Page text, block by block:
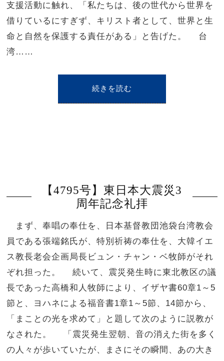
支援活動に触れ、「私たちは、後の世代から世界を
借りているにすぎず、キリスト者として、世界と生
命と自然を保護する責任がある」と告げた。 台
湾……
続きを読む
【4795号】東日本大震災3
周年記念礼拝
まず、奉唱の奉仕を、日本基督教団池袋台湾教会
員である張端銘氏が、特別祈祷の奉仕を、大韓イエ
ス教長老会企画局長ビュン・チャン・ベ牧師がそれ
ぞれ担った。 続いて、震災発生時に東北教区の議
長であった高橋和人牧師により、イザヤ書60章1～5
節と、ヨハネによる福音書1章1～5節、14節から、
「まことの光を求めて」と題して次のように説教が
なされた。 「震災発生翌朝、音の消えた街を多く
の人々が歩いていたが、まさにその瞬間、あの大き